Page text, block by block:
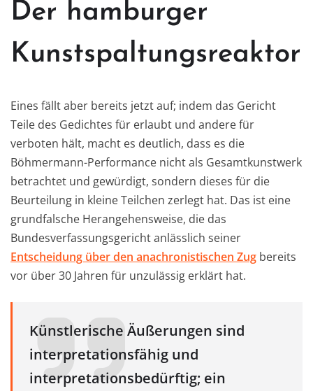
Der hamburger
Kunstspaltungsreaktor
Eines fällt aber bereits jetzt auf; indem das Gericht
Teile des Gedichtes für erlaubt und andere für
verboten hält, macht es deutlich, dass es die
Böhmermann-Performance nicht als Gesamtkunstwerk
betrachtet und gewürdigt, sondern dieses für die
Beurteilung in kleine Teilchen zerlegt hat. Das ist eine
grundfalsche Herangehensweise, die das
Bundesverfassungsgericht anlässlich seiner
Entscheidung über den anachronistischen Zug bereits
vor über 30 Jahren für unzulässig erklärt hat.
Künstlerische Äußerungen sind
interpretationsfähig und
interpretationsbedürftig; ein